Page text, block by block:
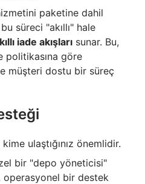
paketine dahil
süreci "akıllı" hale
iade akışları sunar. Bu,
politikasına göre
müşteri dostu bir süreç
ulaştığınız önemlidir.
bir "depo yöneticisi"
operasyonel bir destek